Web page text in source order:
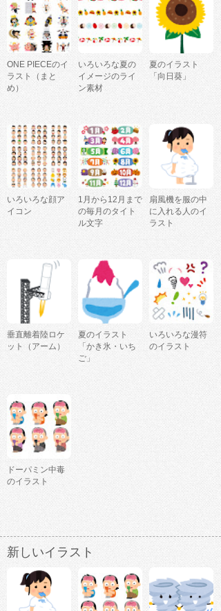
ONE PIECEのイ
ラスト（まと
め）
いろいろな夏の
イメージのライ
ン素材
夏のイラスト
「向日葵」
いろいろな顔ア
イコン
1月から12月まで
の毎月のタイト
ル文字
扇風機を服の中
に入れる人のイ
ラスト
垂直離着陸ロケ
ット（アーム）
夏のイラスト
「かき氷・いち
ご」
いろいろな漫符
のイラスト
ドーパミン中毒
のイラスト
新しいイラスト